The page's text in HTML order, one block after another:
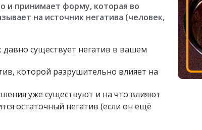
и принимает форму, которая во
на источник негатива (человек,
существует негатив в вашем
которой разрушительно влияет на
уже существуют и на что влияют
остаточный негатив (если он ещё